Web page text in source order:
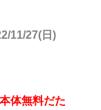
11/27(日)
体無料だた